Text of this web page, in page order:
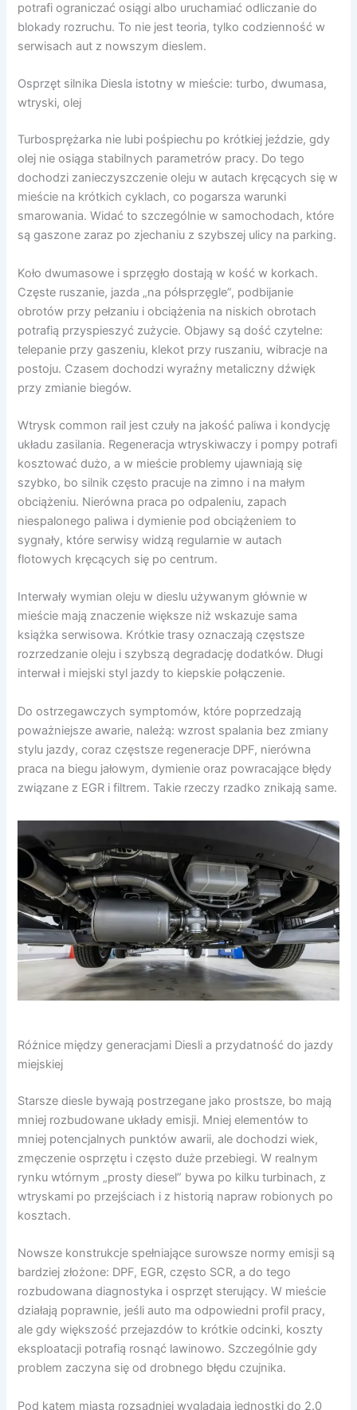
potrafi ograniczać osiągi albo uruchamiać odliczanie do
blokady rozruchu. To nie jest teoria, tylko codzienność w
serwisach aut z nowszym dieslem.
Osprzęt silnika Diesla istotny w mieście: turbo, dwumasa,
wtryski, olej
Turbosprężarka nie lubi pośpiechu po krótkiej jeździe, gdy
olej nie osiąga stabilnych parametrów pracy. Do tego
dochodzi zanieczyszczenie oleju w autach kręcących się w
mieście na krótkich cyklach, co pogarsza warunki
smarowania. Widać to szczególnie w samochodach, które
są gaszone zaraz po zjechaniu z szybszej ulicy na parking.
Koło dwumasowe i sprzęgło dostają w kość w korkach.
Częste ruszanie, jazda „na półsprzęgle”, podbijanie
obrotów przy pełzaniu i obciążenia na niskich obrotach
potrafią przyspieszyć zużycie. Objawy są dość czytelne:
telepanie przy gaszeniu, klekot przy ruszaniu, wibracje na
postoju. Czasem dochodzi wyraźny metaliczny dźwięk
przy zmianie biegów.
Wtrysk common rail jest czuły na jakość paliwa i kondycję
układu zasilania. Regeneracja wtryskiwaczy i pompy potrafi
kosztować dużo, a w mieście problemy ujawniają się
szybko, bo silnik często pracuje na zimno i na małym
obciążeniu. Nierówna praca po odpaleniu, zapach
niespalonego paliwa i dymienie pod obciążeniem to
sygnały, które serwisy widzą regularnie w autach
flotowych kręcących się po centrum.
Interwały wymian oleju w dieslu używanym głównie w
mieście mają znaczenie większe niż wskazuje sama
książka serwisowa. Krótkie trasy oznaczają częstsze
rozrzedzanie oleju i szybszą degradację dodatków. Długi
interwał i miejski styl jazdy to kiepskie połączenie.
Do ostrzegawczych symptomów, które poprzedzają
poważniejsze awarie, należą: wzrost spalania bez zmiany
stylu jazdy, coraz częstsze regeneracje DPF, nierówna
praca na biegu jałowym, dymienie oraz powracające błędy
związane z EGR i filtrem. Takie rzeczy rzadko znikają same.
Różnice między generacjami Diesli a przydatność do jazdy
miejskiej
Starsze diesle bywają postrzegane jako prostsze, bo mają
mniej rozbudowane układy emisji. Mniej elementów to
mniej potencjalnych punktów awarii, ale dochodzi wiek,
zmęczenie osprzętu i często duże przebiegi. W realnym
rynku wtórnym „prosty diesel” bywa po kilku turbinach, z
wtryskami po przejściach i z historią napraw robionych po
kosztach.
Nowsze konstrukcje spełniające surowsze normy emisji są
bardziej złożone: DPF, EGR, często SCR, a do tego
rozbudowana diagnostyka i osprzęt sterujący. W mieście
działają poprawnie, jeśli auto ma odpowiedni profil pracy,
ale gdy większość przejazdów to krótkie odcinki, koszty
eksploatacji potrafią rosnąć lawinowo. Szczególnie gdy
problem zaczyna się od drobnego błędu czujnika.
Pod kątem miasta rozsądniej wyglądają jednostki do 2.0